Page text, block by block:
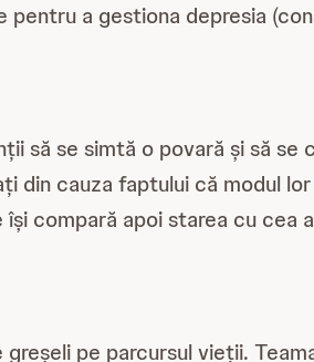
a gestiona depresia
să se simtă o povară și să se
din cauza faptului că modul
compară apoi starea cu cea
pe parcursul vieții.